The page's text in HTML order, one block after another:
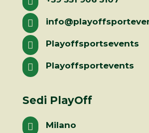

 Playoffsportsevents
 Playoffsportevents
Sedi PlayOff
 Milano